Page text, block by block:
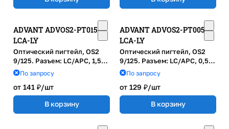
ADVANT ADVOS2-PT015-
LCA-LY
Оптический пигтейл, OS2
9/125. Разъем: LC/APC, 1,5м,
LSZH, диаметр: 0.9м,
Желтый
По запросу
от 141 ₽/шт
В корзину
ADVANT ADVOS2-PT005-
LCA-LY
Оптический пигтейл, OS2
9/125. Разъем: LC/APC, 0,5м,
LSZH, диаметр: 0.9м,
Желтый
По запросу
от 129 ₽/шт
В корзину